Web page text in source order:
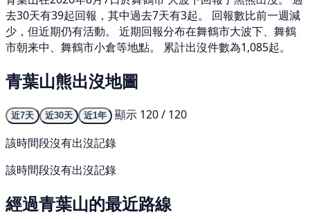
去30天有39起回報，其中過去7天有3起。 回報數比前一週減
少，但近期仍有活動。 近期回報分布在舞鶴市大波下、舞鶴
市朝来中、舞鶴市小倉等地點。 累計出沒件數為1,085起。
青葉山熊出沒地圖
近7天 近30天 近1年
顯示 120 / 120
該時間段沒有出沒記錄
該時間段沒有出沒記錄
經過青葉山的最近路線